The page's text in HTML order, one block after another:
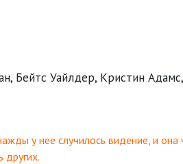
Бейтс Уайлдер, Кристин
у нее случилось видение, и
других.